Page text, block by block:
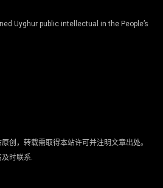
Uyghur public intellectual in the People’s
创，转载需取得本站许可并注明文章出处。
时联系.